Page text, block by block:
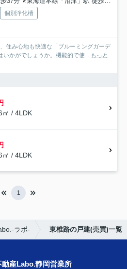
個別浄化槽
住み心地も快適な「ブルーミングガーデ
かがでしょうか。機能的で使... もっと
㎡ / 4LDK
㎡ / 4LDK
1
ラボ- 東椎路の戸建(売買)一覧
動産Labo.静岡営業所